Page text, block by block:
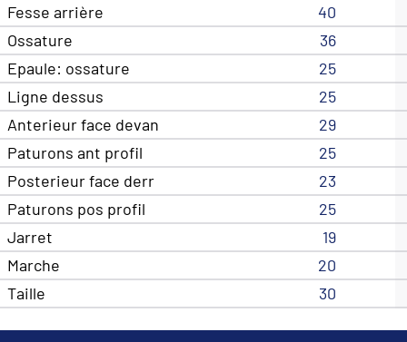
Fesse arrière
40
Ossature
36
Epaule: ossature
25
Ligne dessus
25
Anterieur face devan
29
Paturons ant profil
25
Posterieur face derr
23
Paturons pos profil
25
Jarret
19
Marche
20
Taille
30